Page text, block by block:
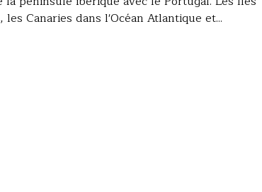
Canaries dans l'Océan Atlantique et...